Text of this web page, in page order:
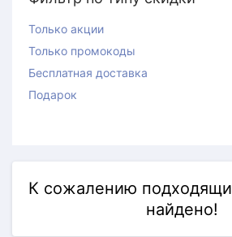
Только акции
Только промокоды
Бесплатная доставка
Подарок
К сожалению
найдено!